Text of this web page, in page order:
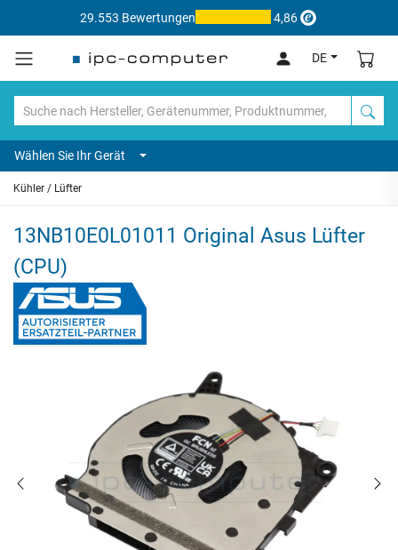
29.553 Bewertungen 4,86
DE
Wählen Sie Ihr Gerät
Kühler / Lüfter
13NB10E0L01011 Original Asus Lüfter
(CPU)